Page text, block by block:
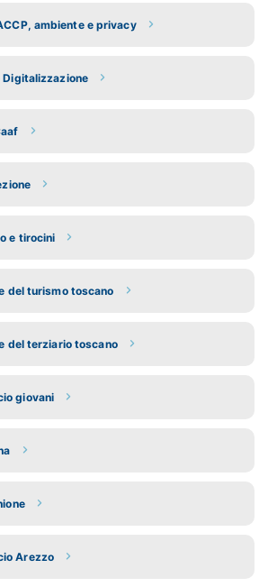
ambiente e privacy
Digitalizzazione
e tirocini
del turismo toscano
del terziario toscano
giovani
Arezzo